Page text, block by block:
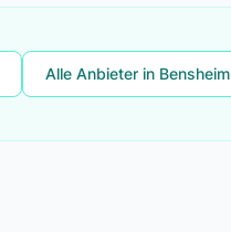
Alle Anbieter in Bensheim